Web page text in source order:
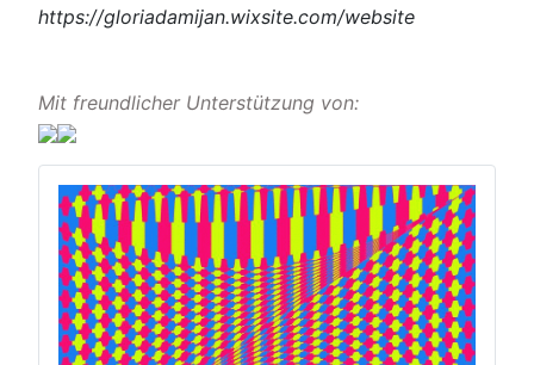
https://gloriadamijan.wixsite.com/website
Mit freundlicher Unterstützung von: